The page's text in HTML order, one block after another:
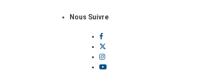
Nous Suivre